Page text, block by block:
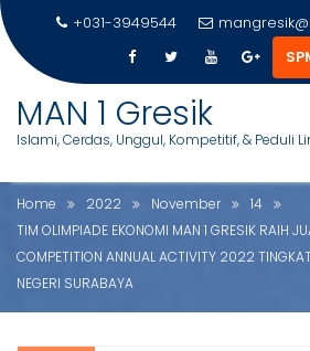
n
+031-3949544
MAN 1 Gresik
Islami, Cerdas, Unggul, Kompetitif, & Peduli
GRESIK RAIH
ECONOMIC
ANNUAL ACTIVITY
TINGKAT
UNIVERSITAS
Home 2022 November
14
TIM OLIMPIADE EKONOMI MAN 1 GRESIK RAIH
COMPETITION ANNUAL ACTIVITY 2022
NEGERI SURABAYA